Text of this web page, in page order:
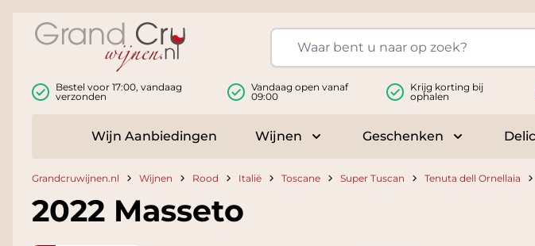
Bestel voor 17:00, vandaag
verzonden
Vandaag open vanaf
09:00
Krijg korting bij
ophalen
Wijn Aanbiedingen Wijnen
Toggle submenu for Wijnen
Geschenken
Toggle
Grandcruwijnen.nl Wijnen Rood Italië Toscane Super Tuscan Tenuta dell Ornellaia
2022 Masseto